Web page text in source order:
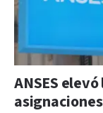
ANSES